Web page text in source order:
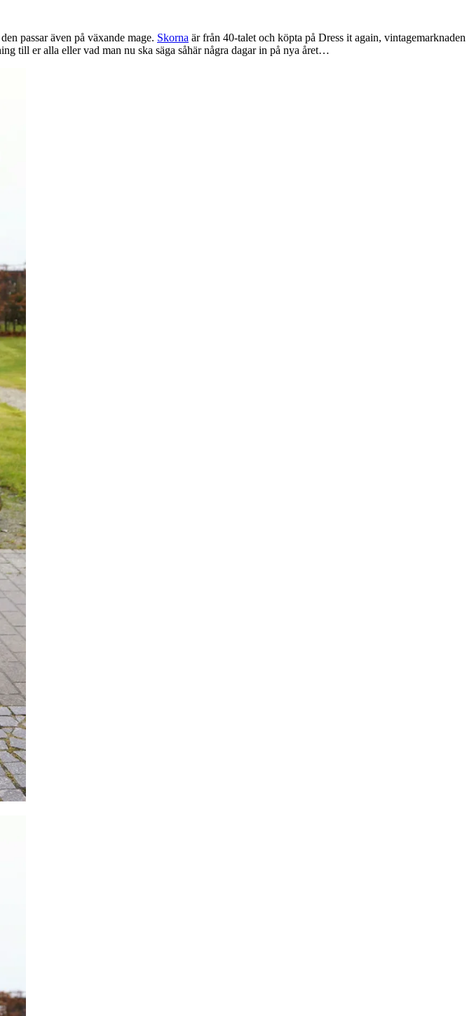
passar även på växande mage. Skorna är från 40-talet och köpta på Dress it again, vintagemarknaden
till er alla eller vad man nu ska säga såhär några dagar in på nya året…